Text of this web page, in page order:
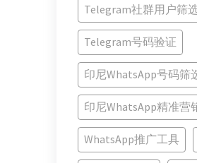
Telegram社群用户筛
Telegram号码验证
印尼WhatsApp号码筛
印尼WhatsApp精准营
WhatsApp推广工具